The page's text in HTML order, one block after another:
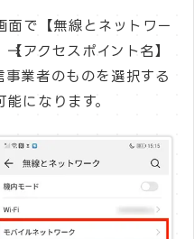
で【無線とネットワー
【アクセスポイント名】
事業者のものを選択する
になります。